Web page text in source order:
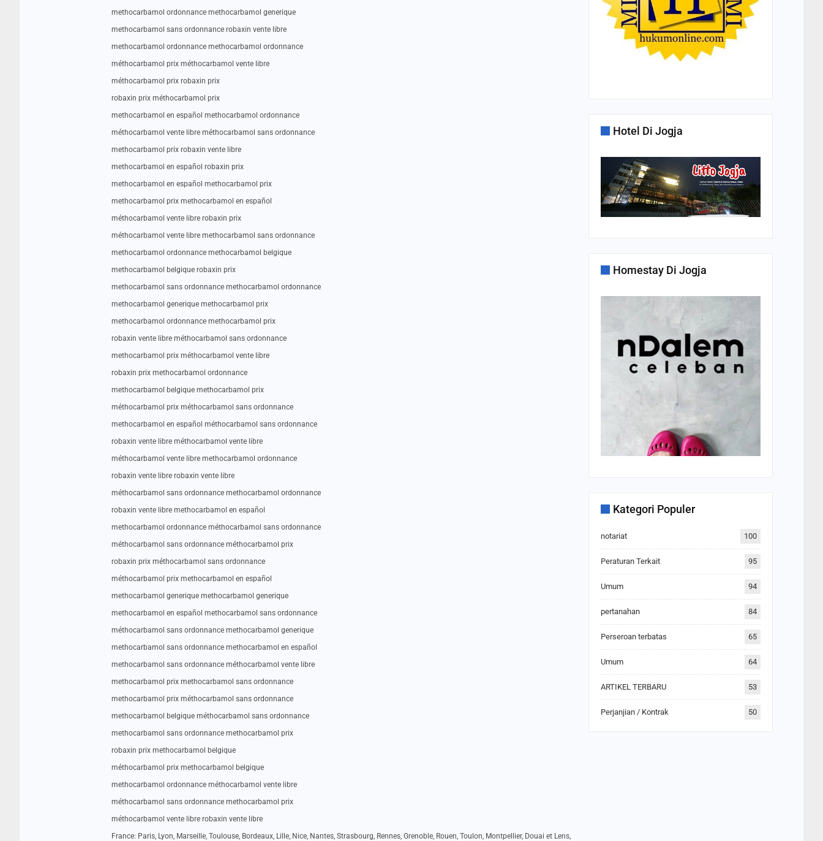
methocarbamol ordonnance methocarbamol generique
methocarbamol sans ordonnance robaxin vente libre
methocarbamol ordonnance methocarbamol ordonnance
méthocarbamol prix méthocarbamol vente libre
méthocarbamol prix robaxin prix
robaxin prix méthocarbamol prix
methocarbamol en español methocarbamol ordonnance
méthocarbamol vente libre méthocarbamol sans ordonnance
methocarbamol prix robaxin vente libre
methocarbamol en español robaxin prix
methocarbamol en español methocarbamol prix
methocarbamol prix methocarbamol en español
méthocarbamol vente libre robaxin prix
méthocarbamol vente libre methocarbamol sans ordonnance
methocarbamol ordonnance methocarbamol belgique
methocarbamol belgique robaxin prix
methocarbamol sans ordonnance methocarbamol ordonnance
methocarbamol generique methocarbamol prix
methocarbamol ordonnance methocarbamol prix
robaxin vente libre méthocarbamol sans ordonnance
methocarbamol prix méthocarbamol vente libre
robaxin prix methocarbamol ordonnance
methocarbamol belgique methocarbamol prix
méthocarbamol prix méthocarbamol sans ordonnance
methocarbamol en español méthocarbamol sans ordonnance
robaxin vente libre méthocarbamol vente libre
méthocarbamol vente libre methocarbamol ordonnance
robaxin vente libre robaxin vente libre
méthocarbamol sans ordonnance methocarbamol ordonnance
robaxin vente libre methocarbamol en español
methocarbamol ordonnance méthocarbamol sans ordonnance
méthocarbamol sans ordonnance méthocarbamol prix
robaxin prix méthocarbamol sans ordonnance
méthocarbamol prix methocarbamol en español
methocarbamol generique methocarbamol generique
methocarbamol en español methocarbamol sans ordonnance
méthocarbamol sans ordonnance methocarbamol generique
methocarbamol sans ordonnance methocarbamol en español
methocarbamol sans ordonnance méthocarbamol vente libre
methocarbamol prix methocarbamol sans ordonnance
methocarbamol prix méthocarbamol sans ordonnance
methocarbamol belgique méthocarbamol sans ordonnance
methocarbamol sans ordonnance methocarbamol prix
robaxin prix methocarbamol belgique
méthocarbamol prix methocarbamol belgique
methocarbamol ordonnance méthocarbamol vente libre
méthocarbamol sans ordonnance methocarbamol prix
méthocarbamol vente libre robaxin vente libre
France: Paris, Lyon, Marseille, Toulouse, Bordeaux, Lille, Nice, Nantes, Strasbourg, Rennes, Grenoble, Rouen, Toulon, Montpellier, Douai et Lens,
Hotel Di Jogja
Homestay Di Jogja
Kategori Populer
notariat 100
Peraturan Terkait 95
Umum 94
pertanahan 84
Perseroan terbatas 65
Umum 64
ARTIKEL TERBARU 53
Perjanjian / Kontrak 50